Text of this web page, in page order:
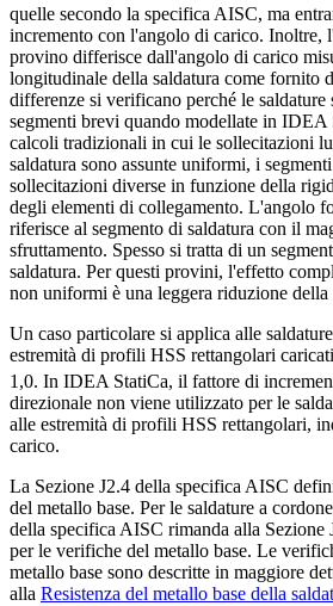
quelle secondo la specifica AISC, ma
incremento con l'angolo di carico. Inoltre,
provino differisce dall'angolo di carico
longitudinale della saldatura come fornito
differenze si verificano perché le saldature
segmenti brevi quando modellate in IDEA
calcoli tradizionali in cui le sollecitazioni
saldatura sono assunte uniformi, i
sollecitazioni diverse in funzione della
degli elementi di collegamento. L'angolo
riferisce al segmento di saldatura con il
sfruttamento. Spesso si tratta di un
saldatura. Per questi provini, l'effetto
non uniformi è una leggera riduzione della
Un caso particolare si applica alle
estremità di profili HSS rettangolari
1,0. In IDEA StatiCa, il fattore di
direzionale non viene utilizzato per le
alle estremità di profili HSS rettangolari,
carico.
La Sezione J2.4 della specifica AISC
del metallo base. Per le saldature a
della specifica AISC rimanda alla Sezione
per le verifiche del metallo base. Le
metallo base sono descritte in maggiore
alla Resistenza del metallo base della